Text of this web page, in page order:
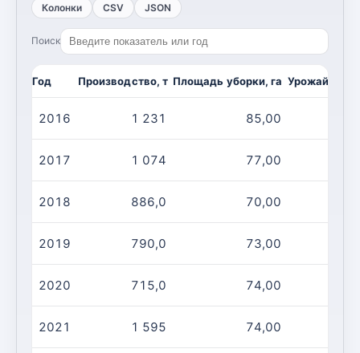
Колонки
CSV JSON
Поиск
Год Производство, т Площадь уборки, га
2016 1 231 85,00
2017 1 074 77,00
2018 886,0 70,00
2019 790,0 73,00
2020 715,0 74,00
2021 1 595 74,00